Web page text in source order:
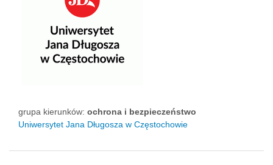
grupa kierunków: ochrona i bezpieczeństwo
Uniwersytet Jana Długosza w Częstochowie